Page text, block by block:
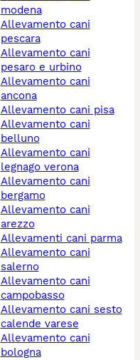
modena
allevamento cani
pescara
allevamento cani
pesaro e urbino
allevamento cani
ancona
allevamento cani pisa
allevamento cani
belluno
allevamento cani
legnago verona
allevamento cani
bergamo
allevamento cani
arezzo
allevamenti cani parma
allevamento cani
salerno
allevamento cani
campobasso
allevamento cani sesto
calende varese
allevamento cani
bologna